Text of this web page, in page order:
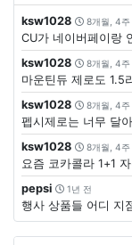
ksw1028 8개월, 4주
CU가 네이버페이랑
ksw1028
8개월, 4주
마운틴듀 제로도 1.5
ksw1028
8개월, 4주
펩시제로는 너무 달
ksw1028
8개월, 4주
요즘 코카콜라 1+1
pepsi
1년 전
행사 상품들 어디 지